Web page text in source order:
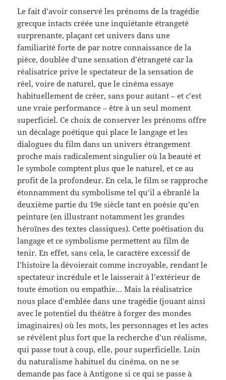
Le fait d’avoir conservé les prénoms de la tragédie
grecque intacts créée une inquiétante étrangeté
surprenante, plaçant cet univers dans une
familiarité forte de par notre connaissance de la
pièce, doublée d’une sensation d’étrangeté car la
réalisatrice prive le spectateur de la sensation de
réel, voire de naturel, que le cinéma essaye
habituellement de créer, sans pour autant – et c’est
une vraie performance – être à un seul moment
superficiel. Ce choix de conserver les prénoms offre
un décalage poétique qui place le langage et les
dialogues du film dans un univers étrangement
proche mais radicalement singulier où la beauté et
le symbole comptent plus que le naturel, et ce au
profit de la profondeur. En cela, le film se rapproche
étonnamment du symbolisme tel qu’il a ébranlé la
deuxième partie du 19e siècle tant en poésie qu’en
peinture (en illustrant notamment les grandes
héroïnes des textes classiques). Cette poétisation du
langage et ce symbolisme permettent au film de
tenir. En effet, sans cela, le caractère excessif de
l’histoire la dévoierait comme incroyable, rendant le
spectateur incrédule et le laisserait à l’extérieur de
toute émotion ou empathie… Mais la réalisatrice
nous place d’emblée dans une tragédie (jouant ainsi
avec le potentiel du théâtre à forger des mondes
imaginaires) où les mots, les personnages et les actes
se révèlent plus fort que la recherche d’un réalisme,
qui passe tout à coup, elle, pour superficielle. Loin
du naturalisme habituel du cinéma, on ne se
demande pas face à Antigone si ce qui se passe à